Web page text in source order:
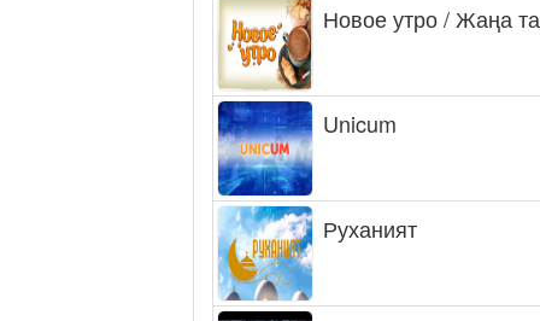
Новое утро / Жаңа
Unicum
Руханият